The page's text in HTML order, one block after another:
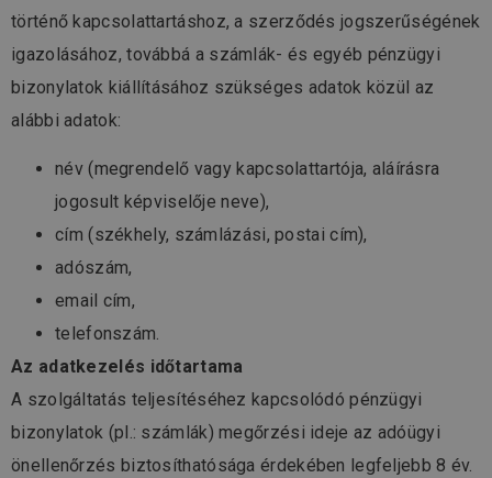
történő kapcsolattartáshoz, a szerződés jogszerűségének
igazolásához, továbbá a számlák- és egyéb pénzügyi
bizonylatok kiállításához szükséges adatok közül az
alábbi adatok:
név (megrendelő vagy kapcsolattartója, aláírásra
jogosult képviselője neve),
cím (székhely, számlázási, postai cím),
adószám,
email cím,
telefonszám.
Az adatkezelés időtartama
A szolgáltatás teljesítéséhez kapcsolódó pénzügyi
bizonylatok (pl.: számlák) megőrzési ideje az adóügyi
önellenőrzés biztosíthatósága érdekében legfeljebb 8 év.